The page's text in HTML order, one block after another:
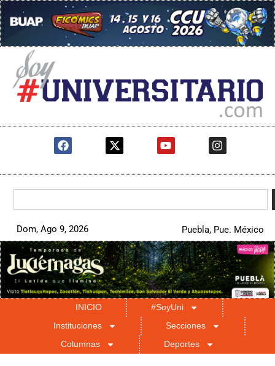
Dom, Ago 9, 2026 Puebla, Pue. México
INICIO
#SoyUni
Instituciones
Secciones
Columnas
Deportes